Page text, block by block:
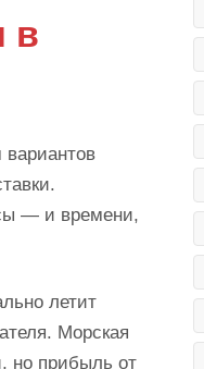
в
вариантов
— и времени,
летит
Морская
но прибыль от